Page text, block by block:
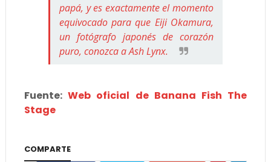
papá, y es exactamente el momento
equivocado para que Eiji Okamura,
un fotógrafo japonés de corazón
puro, conozca a Ash Lynx.
Fuente:Web oficial de Banana Fish The
Stage
COMPARTE